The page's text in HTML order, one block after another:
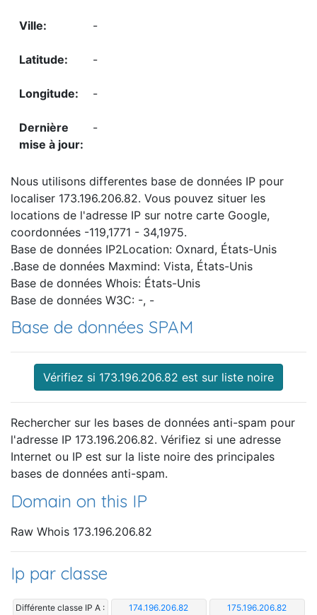
-
-
-
-
Nous utilisons differentes base de données IP pour
localiser 173.196.206.82. Vous pouvez situer les
locations de l'adresse IP sur notre carte Google,
coordonnées -119,1771 - 34,1975.
Base de données IP2Location: Oxnard, États-Unis
.Base de données Maxmind: Vista, États-Unis
Base de données Whois: États-Unis
Base de données W3C: -, -
Base de données SPAM
Vérifiez si 173.196.206.82 est sur liste noire
Rechercher sur les bases de données anti-spam pour
l'adresse IP 173.196.206.82. Vérifiez si une adresse
Internet ou IP est sur la liste noire des principales
bases de données anti-spam.
Domain on this IP
Raw Whois 173.196.206.82
Ip par classe
Différente classe IP A : 174.196.206.82 175.196.206.82